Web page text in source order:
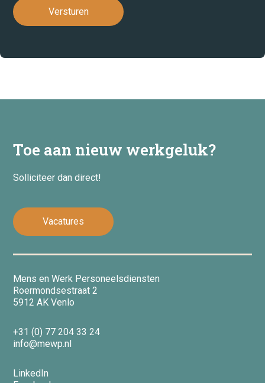
Toe aan nieuw werkgeluk?
Solliciteer dan direct!
Vacatures
Mens en Werk Personeelsdiensten
Roermondsestraat 2
5912 AK Venlo
+31 (0) 77 204 33 24
info@mewp.nl
LinkedIn